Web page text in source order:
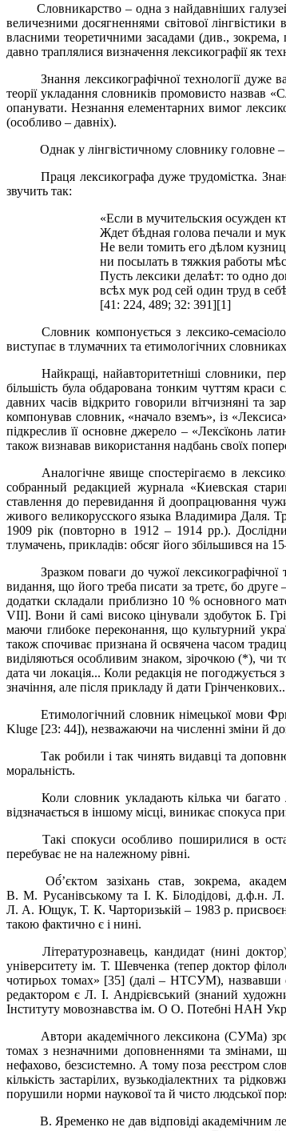
Словникарство – одна з найдавніших
величезними досягненнями світової
власними теоретичними засадами (див., зокрема,
давно траплялися визначення лексикографії як
Знання лексикографічної технології
теорії укладання словників промовисто назвав
опанувати. Незнання елементарних вимог
(особливо – давніх).
Однак у лінгвістичному словнику головне –
Праця лексикографа дуже трудомістка.
звучить так:
«Если в мучительския осужден
Ждет бѣдная голова печали и
Не вели томить его дѣлом
ни посылать в тяжкия работы мѣ
Пусть лексики делаѣт: то одно
всѣх мук род сей один труд в себ
[41: 224, 489; 32: 391][1]
Словник компонується з лексико-
виступає в тлумачних та етимологічних
Найкращі, найавторитетніші словники,
більшість була обдарована тонким чуттям
давних часів відкрито говорили вітчизняні та
компонував словник, «начало вземъ», із
підкреслив її основне джерело – «Лексїконь
також визнавав використання надбань своїх
Аналогічне явище спостерігаємо в
собранный редакцией журнала «Киевская
ставлення до перевидання й доопрацювання
живого великорусского языка Владимира Даля.
1909 рік (повторно в 1912 – 1914 pp.).
тлумачень, прикладів: обсяг його збільшився на 15
Зразком поваги до чужої
видання, що його треба писати за третє, бо
додатки складали приблизно 10 % основного
VII]. Вони й самі високо цінували здобуток Б.
маючи глибоке переконання, що культурний
також спочиває признана й освячена часом
виділяються особливим знаком, зірочкою(*), чи
дата чи локація... Коли редакція не погоджується
значіння, але після прикладу й дати
Етимологічний словник німецької мови
Kluge [23: 44]), незважаючи на численні зміни й
Так робили і так чинять видавці та
моральність.
Коли словник укладають кілька чи багато
відзначається в іншому місці, виникає спокуса
Такі спокуси особливо поширилися в
перебуває не на належному рівні.
Об́́’єктом зазіхань став, зокрема,
В. М. Русанівському та І. К. Білодідові, д.ф.н. Л.
Л. А. Ющук, Т. К. Чарторизькій – 1983 р.
такою фактично є і нині.
Літературознавець, кандидат (нині
університету ім. Т. Шевченка (тепер доктор
чотирьох томах» [35] (далі – НТСУМ), назвавши
редактором є Л. І. Андрієвський (знаний
Інституту мовознавства ім. О О. Потебні НАН
Автори академічного лексикона (СУМа)
томах з незначними доповненнями та змінами,
нефахово, безсистемно. А тому поза реєстром
кількість застарілих, вузькодіалектних та
порушили норми наукової та й чисто людської
В. Яременко не дав відповіді академічним